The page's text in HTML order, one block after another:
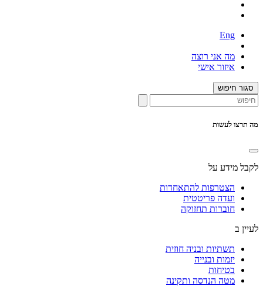
Eng
מה אני רוצה
איזור אישי
סגור חיפוש
מה תרצו לעשות
לקבל מידע על
הצטרפות להתאחדות
ועדה פריטטית
חוברות תחזוקה
לעיין ב
תשתיות ובניה חוזית
יזמות ובנייה
בטיחות
מטה הנדסה ותקינה